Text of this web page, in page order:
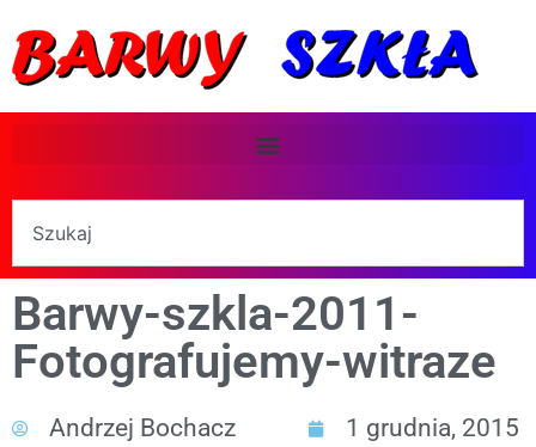
Barwy-szkla-2011-
Fotografujemy-witraze
Andrzej Bochacz 1 grudnia, 2015